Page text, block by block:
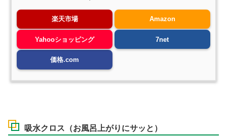
楽天市場 Amazon
Yahooショッピング 7net
価格.com
吸水クロス（お風呂上がりにサッと）